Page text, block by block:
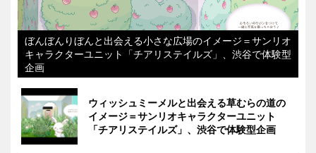
ぼんぼんりぼんと出会える小さな広場のイメージ＝サンリオ
キャラクターユニット「チアリステイルズ」、渋谷で体験型
企画
ウィッシュミーメルと出会える草むらの道の
イメージ＝サンリオキャラクターユニット
「チアリステイルズ」、渋谷で体験型企画